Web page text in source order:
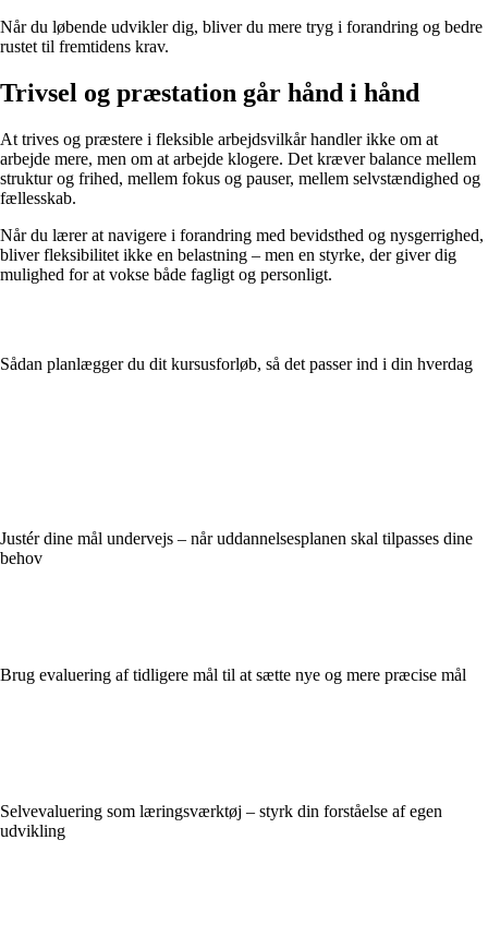
Når du løbende udvikler dig, bliver du mere tryg i forandring og bedre
rustet til fremtidens krav.
Trivsel og præstation går hånd i hånd
At trives og præstere i fleksible arbejdsvilkår handler ikke om at
arbejde mere, men om at arbejde klogere. Det kræver balance mellem
struktur og frihed, mellem fokus og pauser, mellem selvstændighed og
fællesskab.
Når du lærer at navigere i forandring med bevidsthed og nysgerrighed,
bliver fleksibilitet ikke en belastning – men en styrke, der giver dig
mulighed for at vokse både fagligt og personligt.
Sådan planlægger du dit kursusforløb, så det passer ind i din hverdag
Justér dine mål undervejs – når uddannelsesplanen skal tilpasses dine
behov
Brug evaluering af tidligere mål til at sætte nye og mere præcise mål
Selvevaluering som læringsværktøj – styrk din forståelse af egen
udvikling